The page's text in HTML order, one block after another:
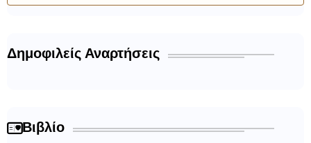
Δημοφιλείς Αναρτήσεις
Βιβλίο